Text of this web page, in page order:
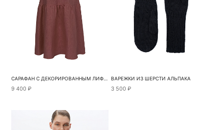
САРАФАН С ДЕКОРИРОВАННЫМ ЛИФОМ
9 400 ₽
ВАРЕЖКИ ИЗ ШЕРСТИ АЛЬПАКА
3 500 ₽